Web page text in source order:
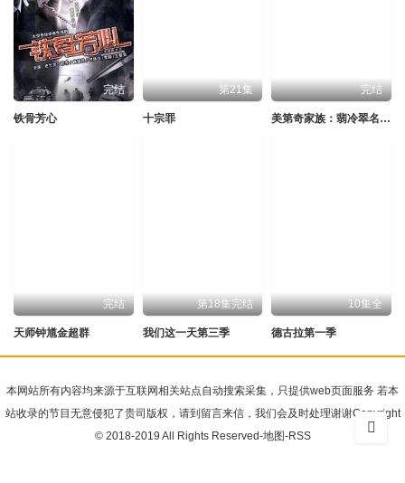
完结
铁骨芳心
第21集
十宗罪
完结
美第奇家族：翡冷翠名门第二季
完结
天师钟馗金超群
第18集完结
我们这一天第三季
10集全
德古拉第一季
本网站所有内容均来源于互联网相关站点自动搜索采集，只提供web页面服务 若本
站收录的节目无意侵犯了贵司版权，请到留言来信，我们会及时处理谢谢Copyright
© 2018-2019 All Rights Reserved-地图-RSS